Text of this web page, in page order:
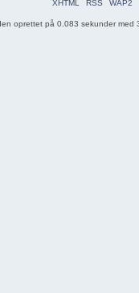
XHTML
RSS WAP2
oprettet på 0.083 sekunder med